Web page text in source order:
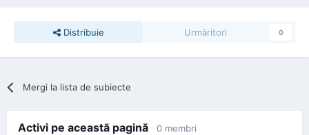
Distribuie Urmăritori 0
Mergi la lista de subiecte
Activi pe această pagină 0 membri